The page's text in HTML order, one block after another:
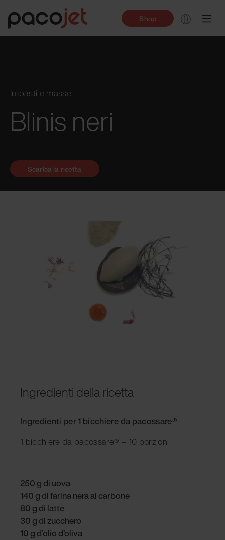
Shop
Impasti e masse
Blinis neri
Ingredienti della ricetta
Ingredienti per 1 bicchiere da pacossare®
1 bicchiere da pacossare® = 10 porzioni
250 g di uova
140 g di farina nera al carbone
80 g di latte
30 g di zucchero
10 g d’olio d’oliva
Scarica la ricetta